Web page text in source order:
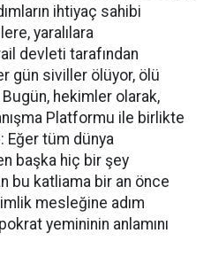
ihtiyaç sahibi
yaralılara
devleti tarafından
gün siviller ölüyor, ölü
hekimler olarak,
Platformu ile birlikte
Eğer tüm dünya
başka hiç bir şey
bu katliama bir an önce
mesleğine adım
yemininin anlamını